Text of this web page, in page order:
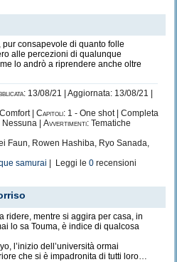
pur consapevole di quanto folle
alle percezioni di qualunque
lo andrò a riprendere anche oltre
13/08/21 | Aggiornata: 13/08/21 |
| Capitoli: 1 - One shot | Completa
Nessuna | Avvertimenti: Tematiche
Faun, Rowen Hashiba, Ryo Sanada,
samurai | Leggi le 0 recensioni
ridere, mentre si aggira per casa, in
lo sa Touma, è indice di qualcosa
l’inizio dell’università ormai
che si è impadronita di tutti loro…